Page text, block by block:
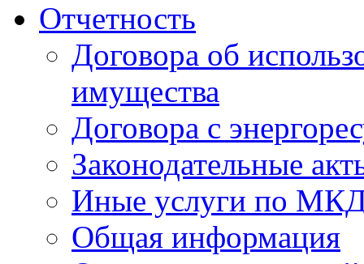
Отчетность
Договора об
имущества
Договора с
Законодательные
Иные услуги по
Общая информация